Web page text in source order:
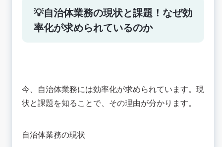
💡自治体業務の現状と課題！なぜ効
率化が求められているのか
今、自治体業務には効率化が求められています。現
状と課題を知ることで、その理由が分かります。
自治体業務の現状